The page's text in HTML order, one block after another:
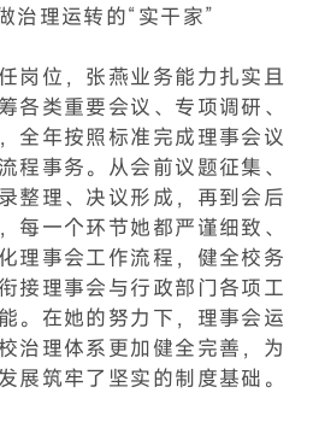
治理运转的“实干家”
岗位，张燕业务能力扎实且
各类重要会议、专项调研、
全年按照标准完成理事会议
程事务。从会前议题征集、
整理、决议形成，再到会后
每一个环节她都严谨细致、
理事会工作流程，健全校务
接理事会与行政部门各项工
。在她的努力下，理事会运
治理体系更加健全完善，为
展筑牢了坚实的制度基础。